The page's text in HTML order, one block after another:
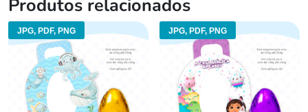
Produtos relacionados
JPG, PDF, PNG JPG, PDF, PNG